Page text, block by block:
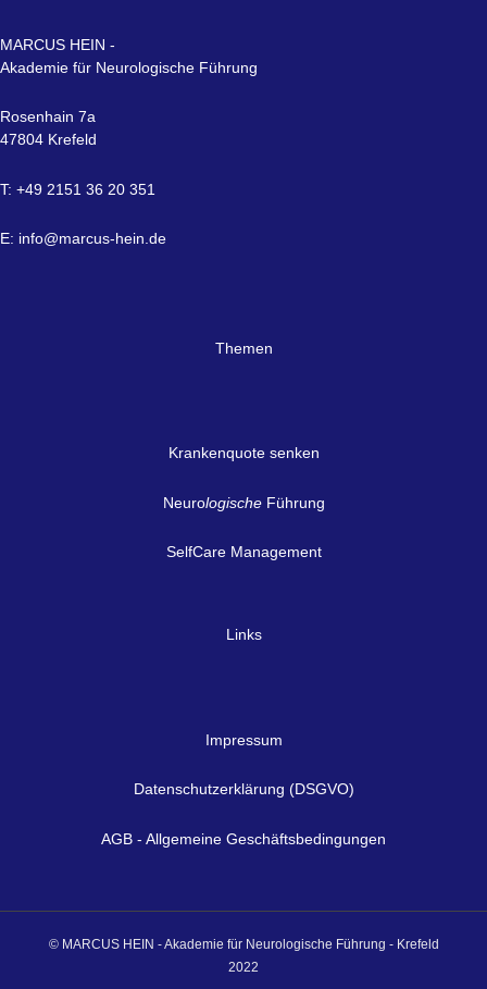
MARCUS HEIN -
Akademie für Neurologische Führung
Rosenhain 7a
47804 Krefeld
T: +49 2151 36 20 351
E: info@marcus-hein.de
Themen
Krankenquote senken
NeurologischeFührung
SelfCare Management
Links
Impressum
Datenschutzerklärung (DSGVO)
AGB - Allgemeine Geschäftsbedingungen
© MARCUS HEIN - Akademie für Neurologische Führung - Krefeld
2022